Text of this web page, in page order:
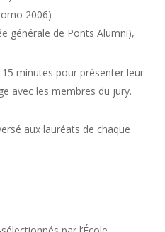
2006)
générale de Ponts Alumni),
minutes pour présenter leur
avec les membres du jury.
aux lauréats de chaque